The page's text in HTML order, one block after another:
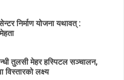
निर्माण योजना यथावत् :
तुलसी मेहर हस्पिटल सञ्चालन,
विस्तारको लक्ष्य